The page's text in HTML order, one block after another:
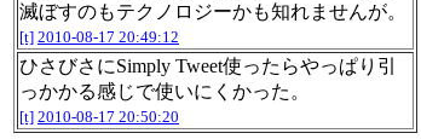
滅ぼすのもテクノロジーかも知れませんが。
[t] 2010-08-17 20:49:12
ひさびさにSimply Tweet使ったらやっぱり引
っかかる感じで使いにくかった。
[t] 2010-08-17 20:50:20